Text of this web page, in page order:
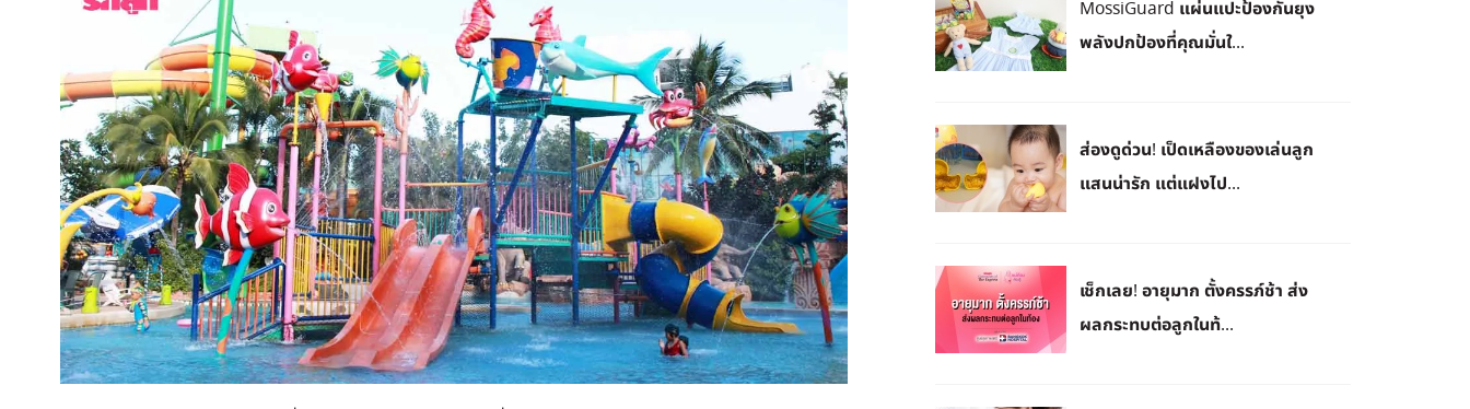
MossiGuard แผ่นแปะป้องกันยุง
พลังปกป้องที่คุณมั่นใ...
ส่องดูด่วน! เป็ดเหลืองของเล่นลูก
แสนน่ารัก แต่แฝงไป...
เช็กเลย! อายุมาก ตั้งครรภ์ช้า ส่ง
ผลกระทบต่อลูกในท้...